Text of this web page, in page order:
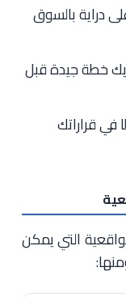
دراية بالسوق
خطة جيدة قبل
قراراتك
التي يمكن